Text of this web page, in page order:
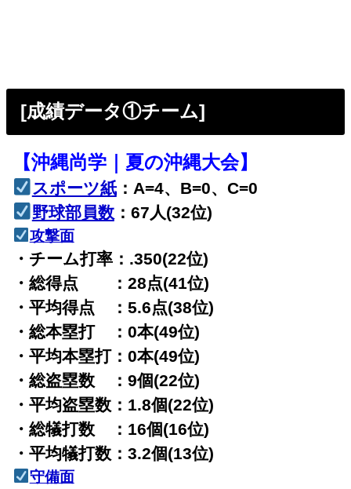
[成績データ①チーム]
【沖縄尚学｜夏の沖縄大会】
スポーツ紙：A=4、B=0、C=0
野球部員数：67人(32位)
攻撃面
・チーム打率：.350(22位)
・総得点 ：28点(41位)
・平均得点 ：5.6点(38位)
・総本塁打 ：0本(49位)
・平均本塁打：0本(49位)
・総盗塁数 ：9個(22位)
・平均盗塁数：1.8個(22位)
・総犠打数 ：16個(16位)
・平均犠打数：3.2個(13位)
守備面